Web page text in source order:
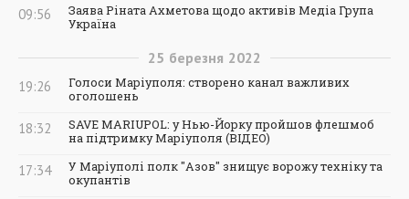
09:56
Заява Ріната Ахметова щодо активів Медіа Група
Україна
25 березня 2022
19:26
Голоси Маріуполя: створено канал важливих
оголошень
18:32
SAVE MARIUPOL: у Нью-Йорку пройшов флешмоб
на підтримку Маріуполя (ВІДЕО)
17:34
У Маріуполі полк "Азов" знищує ворожу техніку та
окупантів